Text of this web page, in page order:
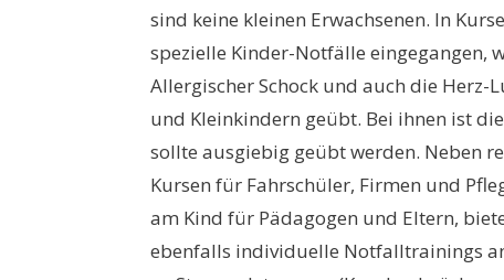
sind keine kleinen Erwachsenen. In
spezielle Kinder-Notfälle eingegangen,
Allergischer Schock und auch die Herz-
und Kleinkindern geübt. Bei ihnen ist
sollte ausgiebig geübt werden. Neben
Kursen für Fahrschüler, Firmen und
am Kind für Pädagogen und Eltern,
ebenfalls individuelle Notfalltrainings